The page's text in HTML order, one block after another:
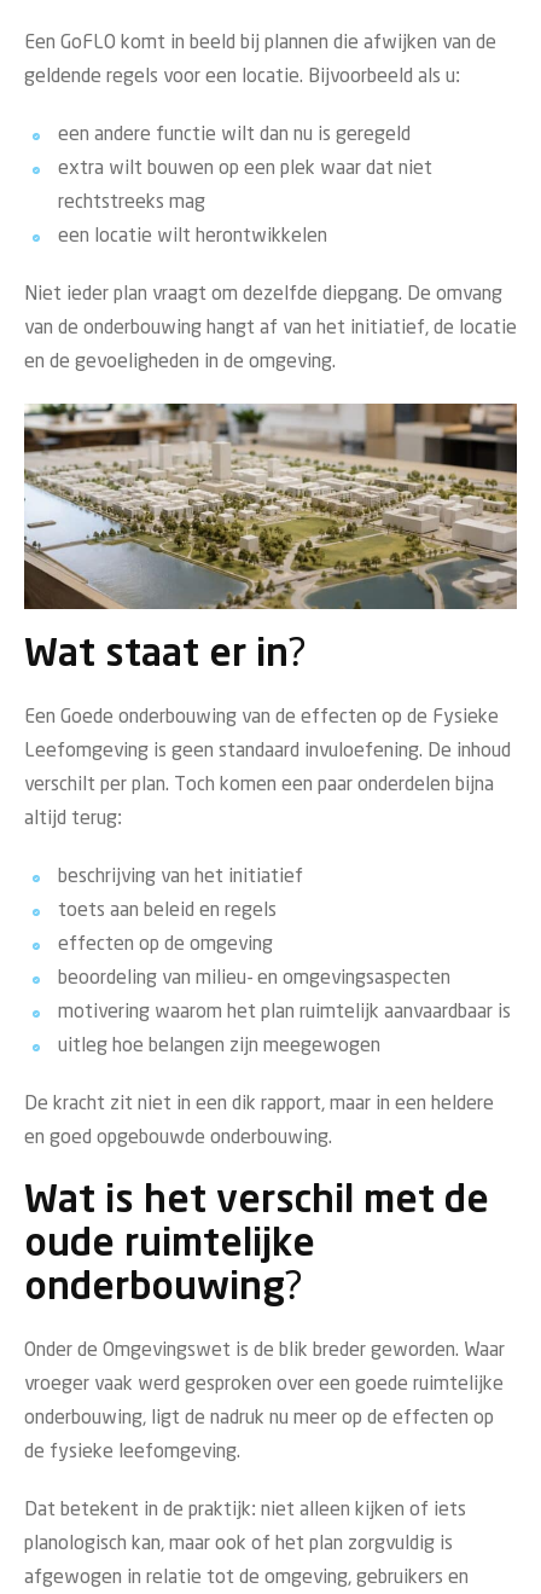
Een GoFLO komt in beeld bij plannen die afwijken van de
geldende regels voor een locatie. Bijvoorbeeld als u:
een andere functie wilt dan nu is geregeld
extra wilt bouwen op een plek waar dat niet
rechtstreeks mag
een locatie wilt herontwikkelen
Niet ieder plan vraagt om dezelfde diepgang. De omvang
van de onderbouwing hangt af van het initiatief, de locatie
en de gevoeligheden in de omgeving.
Wat staat er in?
Een Goede onderbouwing van de effecten op de Fysieke
Leefomgeving is geen standaard invuloefening. De inhoud
verschilt per plan. Toch komen een paar onderdelen bijna
altijd terug:
beschrijving van het initiatief
toets aan beleid en regels
effecten op de omgeving
beoordeling van milieu- en omgevingsaspecten
motivering waarom het plan ruimtelijk aanvaardbaar is
uitleg hoe belangen zijn meegewogen
De kracht zit niet in een dik rapport, maar in een heldere
en goed opgebouwde onderbouwing.
Wat is het verschil met de
oude ruimtelijke
onderbouwing?
Onder de Omgevingswet is de blik breder geworden. Waar
vroeger vaak werd gesproken over een goede ruimtelijke
onderbouwing, ligt de nadruk nu meer op de effecten op
de fysieke leefomgeving.
Dat betekent in de praktijk: niet alleen kijken of iets
planologisch kan, maar ook of het plan zorgvuldig is
afgewogen in relatie tot de omgeving, gebruikers en